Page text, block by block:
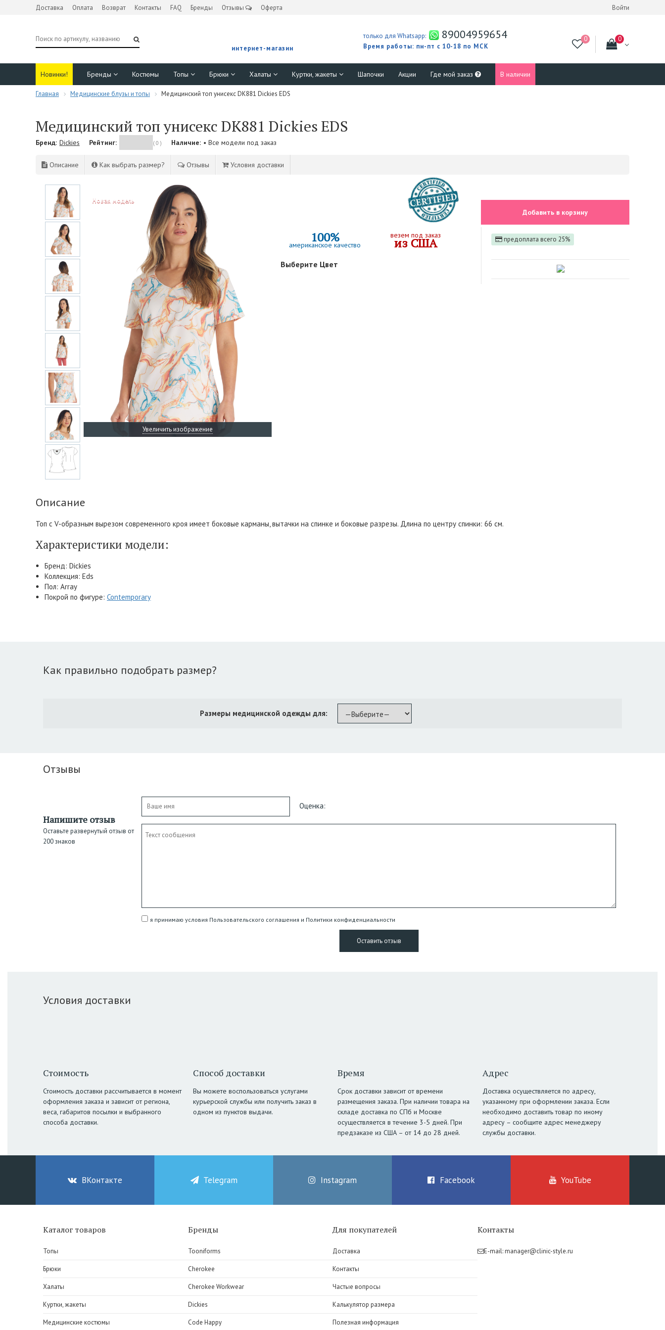
Доставка Оплата Возврат Контакты FAQ Бренды Отзывы Оферта Войти
интернет-магазин
только для Whatsapp: 89004959654
Время работы: пн-пт с 10-18 по МСК
Новинки! Бренды Костюмы Топы Брюки Халаты Куртки, жакеты Шапочки Акции Где мой заказ В наличии
Главная Медицинские блузы и топы Медицинский топ унисекс DK881 Dickies EDS
Медицинский топ унисекс DK881 Dickies EDS
Бренд: Dickies Рейтинг: ( 0 ) Наличие: • Все модели под заказ
Описание Как выбрать размер? Отзывы Условия доставки
Увеличить изображение
NEW!
Новая модель
100%
американское качество
везем под заказ
из США
Выберите Цвет
Добавить в корзину
предоплата всего 25%
Описание
Топ с V-образным вырезом современного кроя имеет боковые карманы, вытачки на спинке и боковые разрезы. Длина по центру спинки: 66 см.
Характеристики модели:
Бренд: Dickies
Коллекция: Eds
Пол: Array
Покрой по фигуре: Contemporary
Как правильно подобрать размер?
Размеры медицинской одежды для:
Отзывы
Напишите отзыв
Оставьте развернутый отзыв от
200 знаков
Оценка:
я принимаю условия Пользовательского соглашения и Политики конфиденциальности
Условия доставки
Стоимость
Стоимость доставки рассчитывается в момент
оформления заказа и зависит от региона,
веса, габаритов посылки и выбранного
способа доставки.
Способ доставки
Вы можете воспользоваться услугами
курьерской службы или получить заказ в
одном из пунктов выдачи.
Время
Срок доставки зависит от времени
размещения заказа. При наличии товара на
складе доставка по СПб и Москве
осуществляется в течение 3-5 дней. При
предзаказе из США – от 14 до 28 дней.
Адрес
Доставка осуществляется по адресу,
указанному при оформлении заказа. Если
необходимо доставить товар по иному
адресу – сообщите адрес менеджеру
службы доставки.
ВКонтакте Telegram Instagram Facebook YouTube
Каталог товаров
Топы
Брюки
Халаты
Куртки, жакеты
Медицинские костюмы
Бренды
Tooniforms
Cherokee
Cherokee Workwear
Dickies
Code Happy
Для покупателей
Доставка
Контакты
Частые вопросы
Калькулятор размера
Полезная информация
Контакты
E-mail:manager@clinic-style.ru